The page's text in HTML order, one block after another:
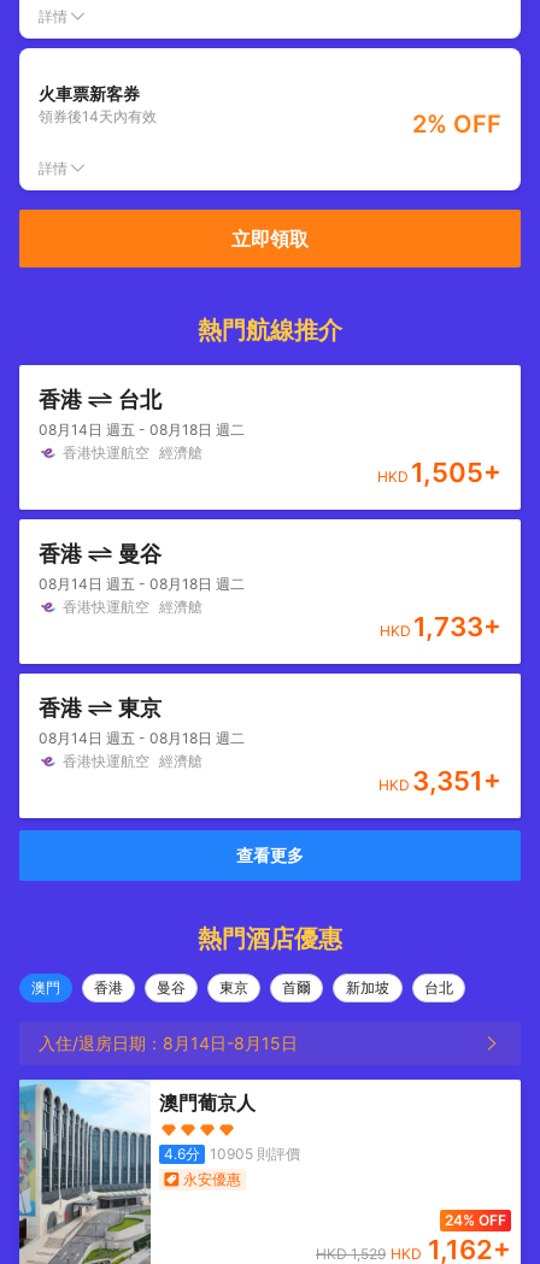
詳情
火車票新客券
領券後14天內有效 2% OFF
詳情
立即領取
熱門航線推介
香港 台北
08月14日 週五 - 08月18日 週二
香港快運航空 經濟艙
HKD 1,505+
香港 曼谷
08月14日 週五 - 08月18日 週二
香港快運航空 經濟艙
HKD 1,733+
香港 東京
08月14日 週五 - 08月18日 週二
香港快運航空 經濟艙
HKD 3,351+
查看更多
熱門酒店優惠
澳門 香港 曼谷 東京 首爾 新加坡 台北
入住/退房日期： 8月14日-8月15日
澳門葡京人
4.6分 10905則評價
永安優惠
24% OFF
HKD1,529 HKD 1,162+